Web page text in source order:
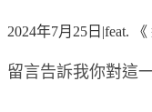
2024年7月25日 |feat.
留言告訴我你對這